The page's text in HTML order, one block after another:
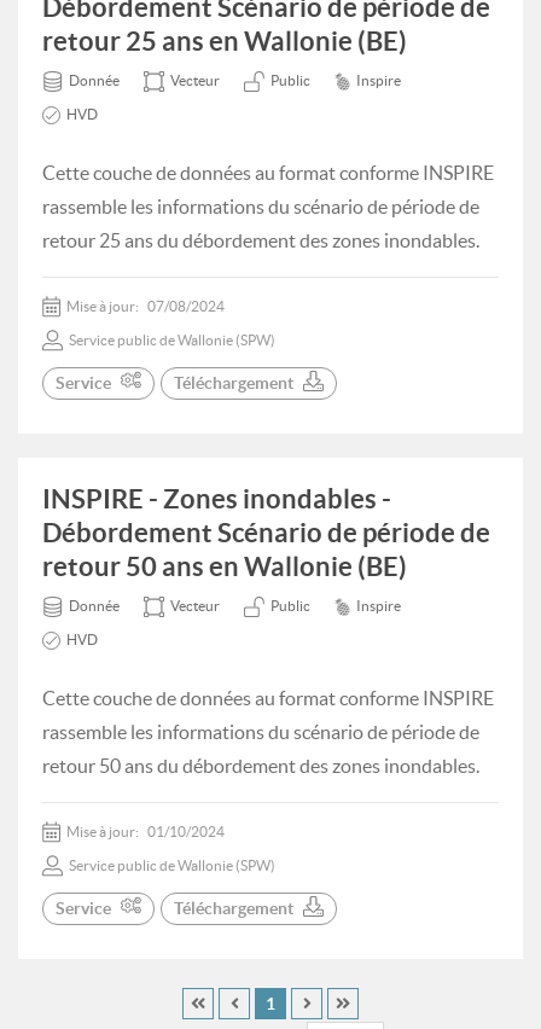
Débordement Scénario de période de
retour 25 ans en Wallonie (BE)
Donnée Vecteur Public Inspire
HVD
Cette couche de données au format conforme INSPIRE
rassemble les informations du scénario de période de
retour 25 ans du débordement des zones inondables.
Mise à jour: 07/08/2024
Service public de Wallonie (SPW)
Service Téléchargement
INSPIRE - Zones inondables -
Débordement Scénario de période de
retour 50 ans en Wallonie (BE)
Donnée Vecteur Public Inspire
HVD
Cette couche de données au format conforme INSPIRE
rassemble les informations du scénario de période de
retour 50 ans du débordement des zones inondables.
Mise à jour: 01/10/2024
Service public de Wallonie (SPW)
Service Téléchargement
1